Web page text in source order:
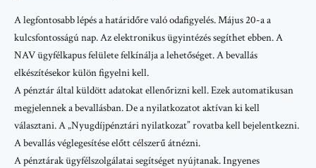
A legfontosabb lépés a határidőre való odafigyelés. Május 20-a a
kulcsfontosságú nap. Az elektronikus ügyintézés segíthet ebben. A
NAV ügyfélkapus felülete felkínálja a lehetőséget. A bevallás
elkészítésekor külön figyelni kell.
A pénztár által küldött adatokat ellenőrizni kell. Ezek automatikusan
megjelennek a bevallásban. De a nyilatkozatot aktívan ki kell
választani. A „Nyugdíjpénztári nyilatkozat” rovatba kell bejelentkezni.
A bevallás véglegesítése előtt célszerű átnézni.
A pénztárak ügyfélszolgálatai segítséget nyújtanak. Ingyenes